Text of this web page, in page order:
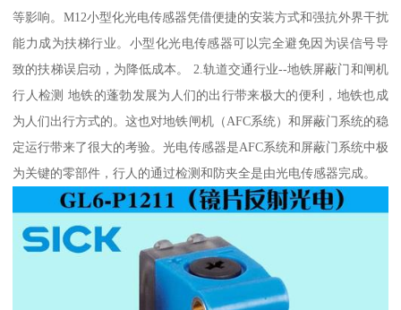
等影响。M12小型化光电传感器凭借便捷的安装方式和强抗外界干扰
能力成为扶梯行业。小型化光电传感器可以完全避免因为误信号导
致的扶梯误启动，为降低成本。 2.轨道交通行业--地铁屏蔽门和闸机
行人检测 地铁的蓬勃发展为人们的出行带来极大的便利，地铁也成
为人们出行方式的。这也对地铁闸机（AFC系统）和屏蔽门系统的稳
定运行带来了很大的考验。光电传感器是AFC系统和屏蔽门系统中极
为关键的零部件，行人的通过检测和防夹全是由光电传感器完成。